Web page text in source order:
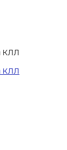
КЛЛ
КЛЛ